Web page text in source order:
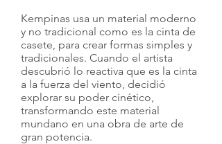
Kempinas usa un material moderno
y no tradicional como es la cinta de
casete, para crear formas simples y
tradicionales. Cuando el artista
descubrió lo reactiva que es la cinta
a la fuerza del viento, decidió
explorar su poder cinético,
transformando este material
mundano en una obra de arte de
gran potencia.